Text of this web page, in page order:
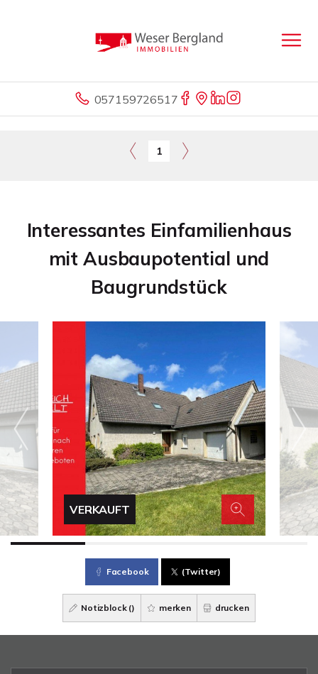
057159726517
1
Interessantes Einfamilienhaus
mit Ausbaupotential und
Baugrundstück
VERKAUFT
Facebook (Twitter)
Notizblock () merken drucken